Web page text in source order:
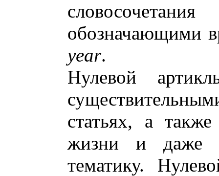
обозначающими
year.
Нулевой
статьях, а
жизни и даже
тематику.